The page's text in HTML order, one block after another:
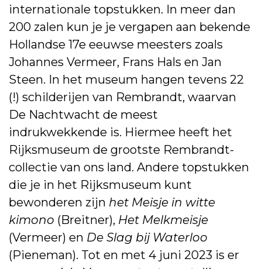
internationale topstukken. In meer dan
200 zalen kun je je vergapen aan bekende
Hollandse 17e eeuwse meesters zoals
Johannes Vermeer, Frans Hals en Jan
Steen. In het museum hangen tevens 22
(!) schilderijen van Rembrandt, waarvan
De Nachtwacht de meest
indrukwekkende is. Hiermee heeft het
Rijksmuseum de grootste Rembrandt-
collectie van ons land. Andere topstukken
die je in het Rijksmuseum kunt
bewonderen zijn het Meisje in witte
kimono (Breitner), Het Melkmeisje
(Vermeer) en De Slag bij Waterloo
(Pieneman). Tot en met 4 juni 2023 is er